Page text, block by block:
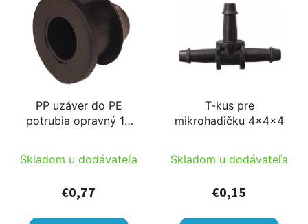
PP uzáver do PE
potrubia opravný 10
Skladom u dodávateľa
€0,77
T-kus pre
mikrohadičku 4x4x4
Skladom u dodávateľa
€0,15